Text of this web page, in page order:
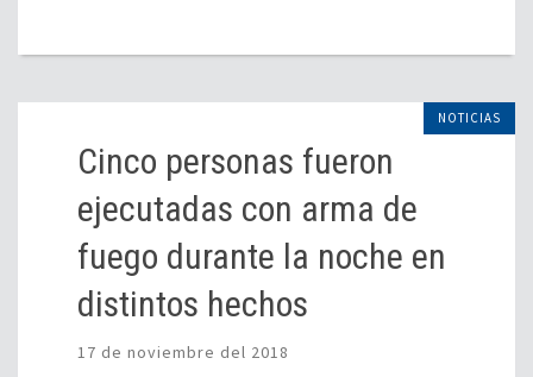
NOTICIAS
Cinco personas fueron
ejecutadas con arma de
fuego durante la noche en
distintos hechos
17 de noviembre del 2018